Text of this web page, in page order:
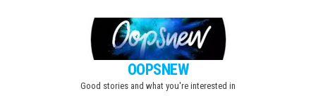
OOPSNEW
Good stories and what you're interested in